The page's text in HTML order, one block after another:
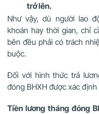
trở lên.
Như vậy, dù người lao
khoán hay thời gian, chỉ
bên đều phải có trách
buộc.
Đối với hình thức trả
đóng BHXH được xác
Tiền lương tháng đóng